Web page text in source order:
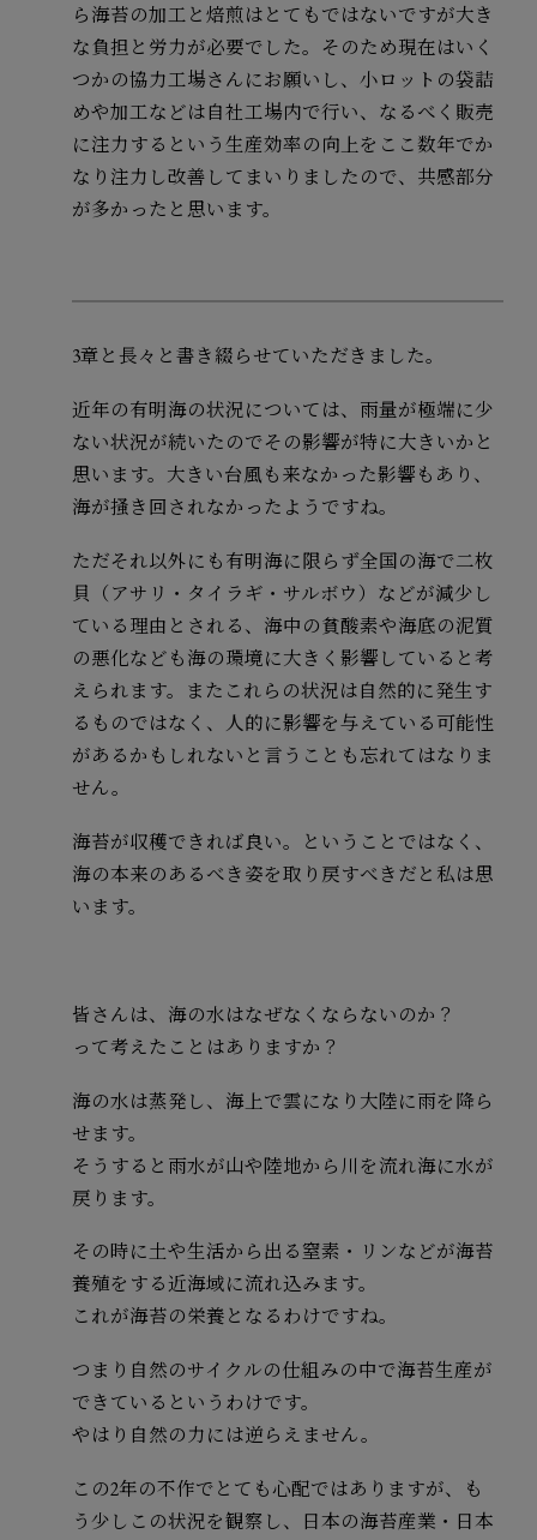
ら海苔の加工と焙煎はとてもではないですが大き
な負担と労力が必要でした。そのため現在はいく
つかの協力工場さんにお願いし、小ロットの袋詰
めや加工などは自社工場内で行い、なるべく販売
に注力するという生産効率の向上をここ数年でか
なり注力し改善してまいりましたので、共感部分
が多かったと思います。
3章と長々と書き綴らせていただきました。
近年の有明海の状況については、雨量が極端に少
ない状況が続いたのでその影響が特に大きいかと
思います。大きい台風も来なかった影響もあり、
海が掻き回されなかったようですね。
ただそれ以外にも有明海に限らず全国の海で二枚
貝（アサリ・タイラギ・サルボウ）などが減少し
ている理由とされる、海中の貧酸素や海底の泥質
の悪化なども海の環境に大きく影響していると考
えられます。またこれらの状況は自然的に発生す
るものではなく、人的に影響を与えている可能性
があるかもしれないと言うことも忘れてはなりま
せん。
海苔が収穫できれば良い。ということではなく、
海の本来のあるべき姿を取り戻すべきだと私は思
います。
皆さんは、海の水はなぜなくならないのか？
って考えたことはありますか？
海の水は蒸発し、海上で雲になり大陸に雨を降ら
せます。
そうすると雨水が山や陸地から川を流れ海に水が
戻ります。
その時に土や生活から出る窒素・リンなどが海苔
養殖をする近海域に流れ込みます。
これが海苔の栄養となるわけですね。
つまり自然のサイクルの仕組みの中で海苔生産が
できているというわけです。
やはり自然の力には逆らえません。
この2年の不作でとても心配ではありますが、も
う少しこの状況を観察し、日本の海苔産業・日本